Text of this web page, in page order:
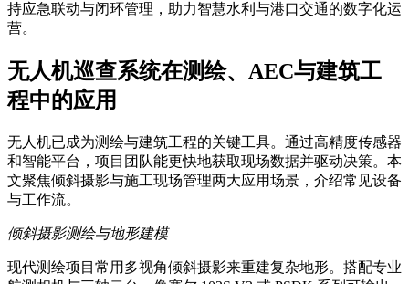
持应急联动与闭环管理，助力智慧水利与港口交通的数字化运
营。
无人机巡查系统在测绘、AEC与建筑工
程中的应用
无人机已成为测绘与建筑工程的关键工具。通过高精度传感器
和智能平台，项目团队能更快地获取现场数据并驱动决策。本
文聚焦倾斜摄影与施工现场管理两大应用场景，介绍常见设备
与工作流。
倾斜摄影测绘与地形建模
现代测绘项目常用多视角倾斜摄影来重建复杂地形。搭配专业